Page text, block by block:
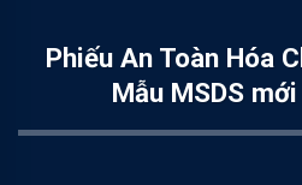
Phiếu An Toàn Hóa
Mẫu MSDS